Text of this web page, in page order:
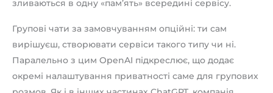
зливаються в одну «пам’ять» всередині сервісу.
Групові чати за замовчуванням опційні: ти сам
вирішуєш, створювати сервіси такого типу чи ні.
Паралельно з цим OpenAI підкреслює, що додає
окремі налаштування приватності саме для групових